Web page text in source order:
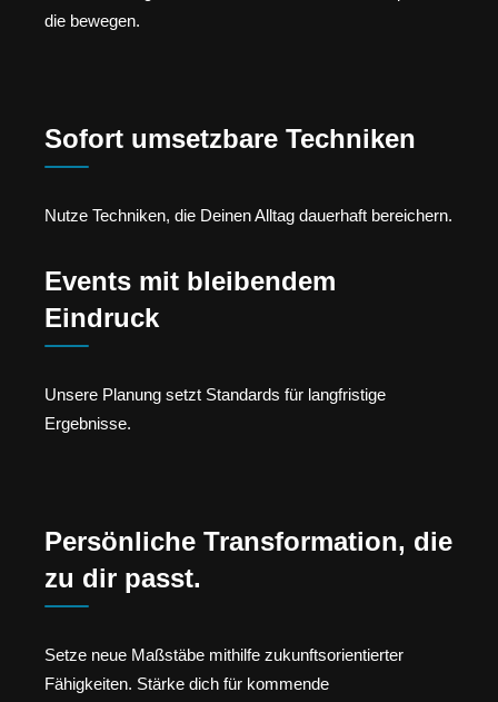
die bewegen.
Sofort umsetzbare Techniken
Nutze Techniken, die Deinen Alltag dauerhaft bereichern.
Events mit bleibendem
Eindruck
Unsere Planung setzt Standards für langfristige
Ergebnisse.
Persönliche Transformation, die
zu dir passt.
Setze neue Maßstäbe mithilfe zukunftsorientierter
Fähigkeiten. Stärke dich für kommende